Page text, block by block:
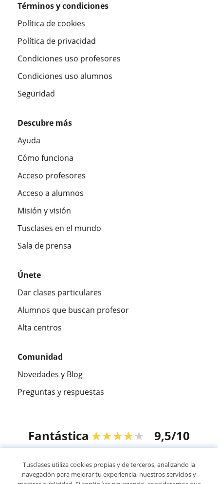
Términos y condiciones
Política de cookies
Política de privacidad
Condiciones uso profesores
Condiciones uso alumnos
Seguridad
Descubre más
Ayuda
Cómo funciona
Acceso profesores
Acceso a alumnos
Misión y visión
Tusclases en el mundo
Sala de prensa
Únete
Dar clases particulares
Alumnos que buscan profesor
Alta centros
Comunidad
Novedades y Blog
Preguntas y respuestas
Fantástica ★★★★★ 9,5/10
Tusclases utiliza cookies propias y de terceros, analizando la
navegación para mejorar tu experiencia, nuestros servicios y